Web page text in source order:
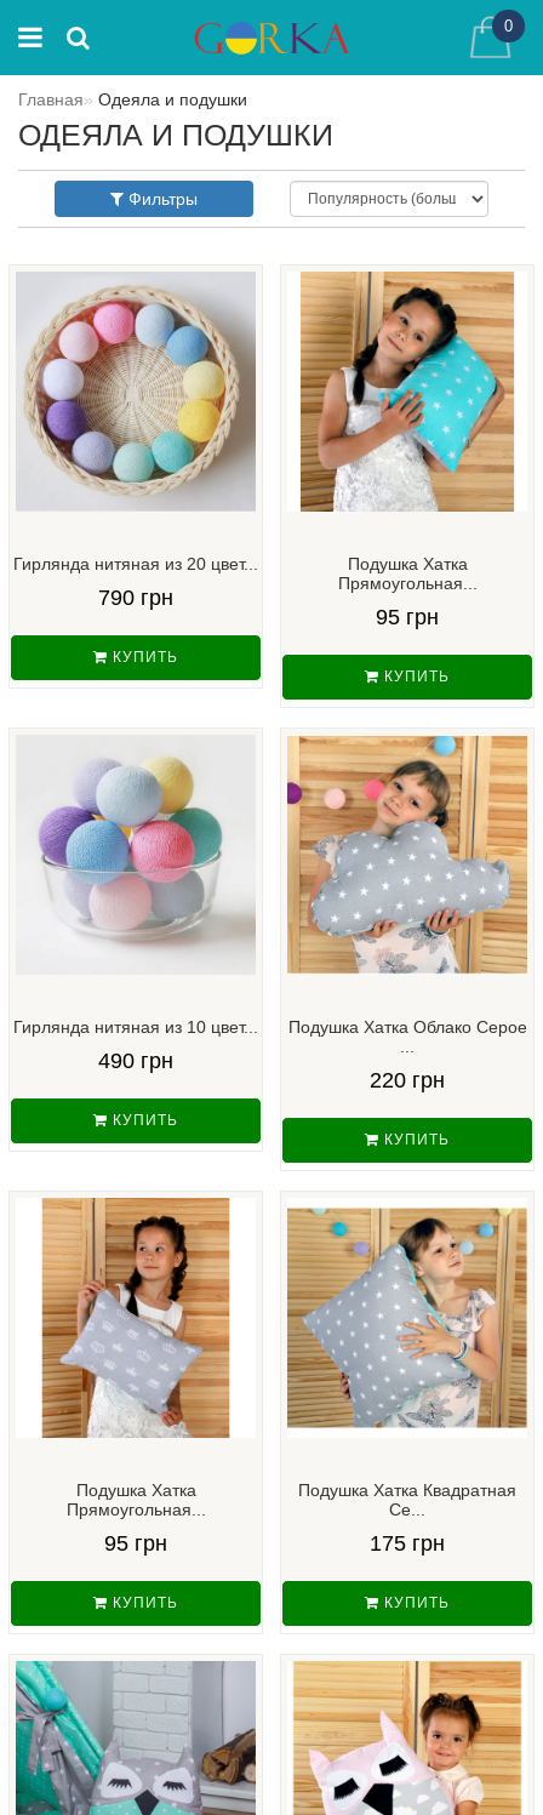
0
Главная Одеяла и подушки
ОДЕЯЛА И ПОДУШКИ
Фильтры
Гирлянда нитяная из 20 цвет...
790 грн
КУПИТЬ
Подушка Хатка
Прямоугольная...
95 грн
КУПИТЬ
Гирлянда нитяная из 10 цвет...
490 грн
КУПИТЬ
Подушка Хатка Облако Серое
220 грн
КУПИТЬ
Подушка Хатка
Прямоугольная...
95 грн
КУПИТЬ
Подушка Хатка Квадратная
Се...
175 грн
КУПИТЬ